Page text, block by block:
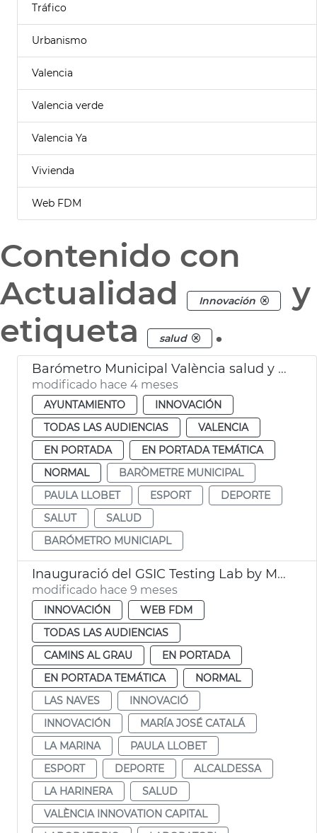
Tráfico
Urbanismo
Valencia
Valencia verde
Valencia Ya
Vivienda
Web FDM
Contenido con
Actualidad
Innovación
y
etiqueta
salud .
Barómetro Municipal València salud y deporte
modificado hace 4 meses
AYUNTAMIENTO
INNOVACIÓN
TODAS LAS AUDIENCIAS
VALENCIA
EN PORTADA
EN PORTADA TEMÁTICA
NORMAL
BARÒMETRE MUNICIPAL
PAULA LLOBET
ESPORT
DEPORTE
SALUT
SALUD
BARÓMETRO MUNICIAPL
Inauguració del GSIC Testing Lab by Microsoft
modificado hace 9 meses
INNOVACIÓN
WEB FDM
TODAS LAS AUDIENCIAS
CAMINS AL GRAU
EN PORTADA
EN PORTADA TEMÁTICA
NORMAL
LAS NAVES
INNOVACIÓ
INNOVACIÓN
MARÍA JOSÉ CATALÁ
LA MARINA
PAULA LLOBET
ESPORT
DEPORTE
ALCALDESSA
LA HARINERA
SALUD
VALÈNCIA INNOVATION CAPITAL